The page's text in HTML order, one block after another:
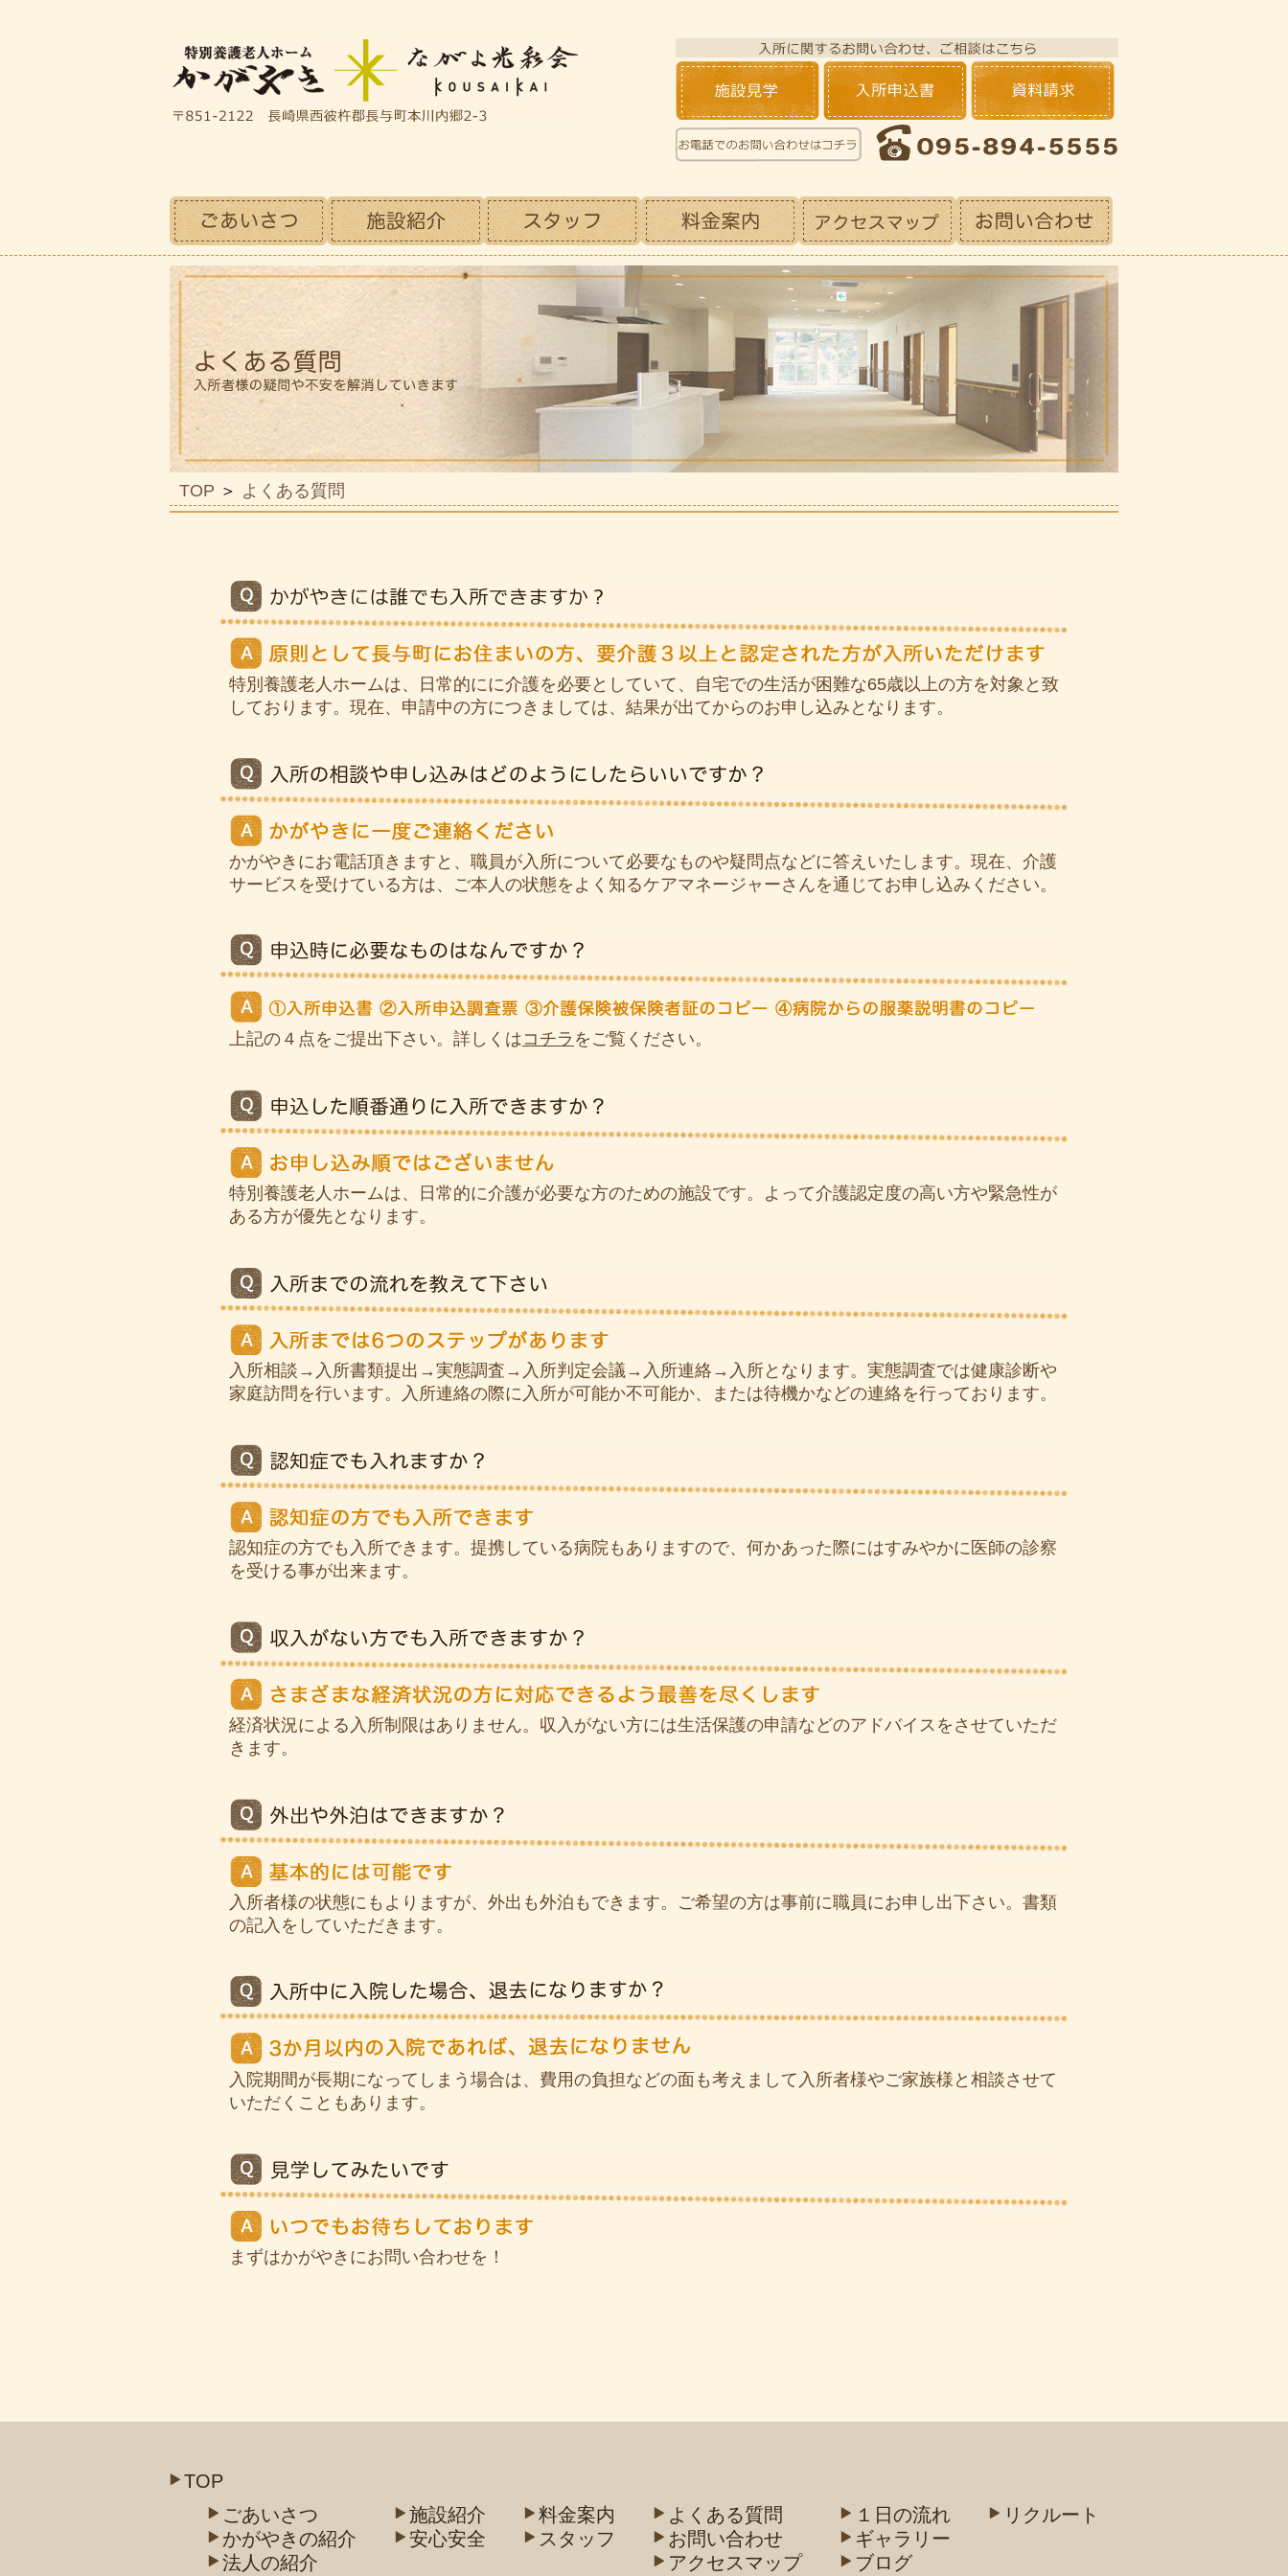
TOP ＞ よくある質問
特別養護老人ホームは、日常的にに介護を必要としていて、自宅での生活が困難な65歳以上の方を対象と致
しております。現在、申請中の方につきましては、結果が出てからのお申し込みとなります。
かがやきにお電話頂きますと、職員が入所について必要なものや疑問点などに答えいたします。現在、介護
サービスを受けている方は、ご本人の状態をよく知るケアマネージャーさんを通じてお申し込みください。
上記の４点をご提出下さい。詳しくはコチラ をご覧ください。
特別養護老人ホームは、日常的に介護が必要な方のための施設です。よって介護認定度の高い方や緊急性が
ある方が優先となります。
入所相談→入所書類提出→実態調査→入所判定会議→入所連絡→入所となります。実態調査では健康診断や
家庭訪問を行います。入所連絡の際に入所が可能か不可能か、または待機かなどの連絡を行っております。
認知症の方でも入所できます。提携している病院もありますので、何かあった際にはすみやかに医師の診察
を受ける事が出来ます。
経済状況による入所制限はありません。収入がない方には生活保護の申請などのアドバイスをさせていただ
きます。
入所者様の状態にもよりますが、外出も外泊もできます。ご希望の方は事前に職員にお申し出下さい。書類
の記入をしていただきます。
入院期間が長期になってしまう場合は、費用の負担などの面も考えまして入所者様やご家族様と相談させて
いただくこともあります。
まずはかがやきにお問い合わせを！
TOP
ごあいさつ
かがやきの紹介
法人の紹介
施設紹介
安心安全
料金案内
スタッフ
よくある質問
お問い合わせ
アクセスマップ
１日の流れ
ギャラリー
ブログ
リクルート